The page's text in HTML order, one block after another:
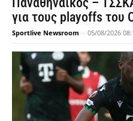
για τους playoffs του
Sportlive Newsroom - 05/08/2026